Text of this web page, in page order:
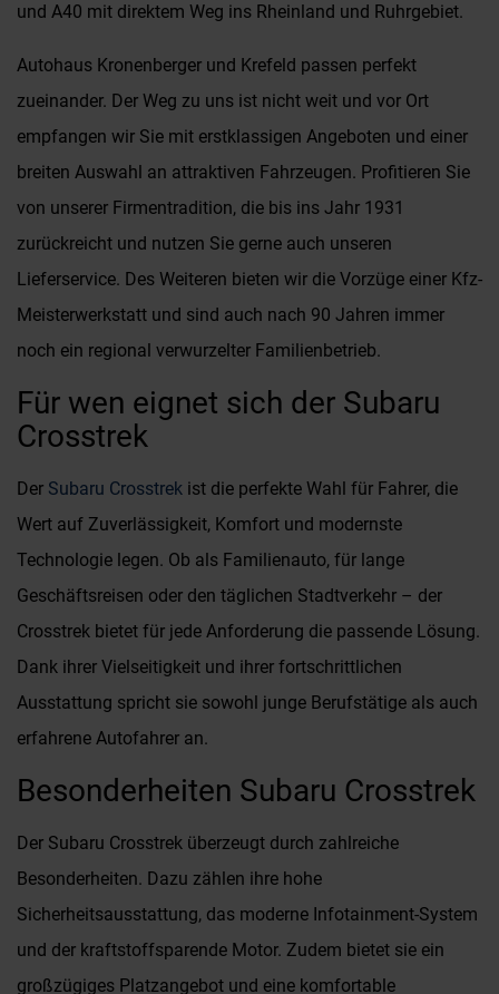
und A40 mit direktem Weg ins Rheinland und Ruhrgebiet.
Autohaus Kronenberger und Krefeld passen perfekt
zueinander. Der Weg zu uns ist nicht weit und vor Ort
empfangen wir Sie mit erstklassigen Angeboten und einer
breiten Auswahl an attraktiven Fahrzeugen. Profitieren Sie
von unserer Firmentradition, die bis ins Jahr 1931
zurückreicht und nutzen Sie gerne auch unseren
Lieferservice. Des Weiteren bieten wir die Vorzüge einer Kfz-
Meisterwerkstatt und sind auch nach 90 Jahren immer
noch ein regional verwurzelter Familienbetrieb.
Für wen eignet sich der Subaru
Crosstrek
Der Subaru Crosstrek ist die perfekte Wahl für Fahrer, die
Wert auf Zuverlässigkeit, Komfort und modernste
Technologie legen. Ob als Familienauto, für lange
Geschäftsreisen oder den täglichen Stadtverkehr – der
Crosstrek bietet für jede Anforderung die passende Lösung.
Dank ihrer Vielseitigkeit und ihrer fortschrittlichen
Ausstattung spricht sie sowohl junge Berufstätige als auch
erfahrene Autofahrer an.
Besonderheiten Subaru Crosstrek
Der Subaru Crosstrek überzeugt durch zahlreiche
Besonderheiten. Dazu zählen ihre hohe
Sicherheitsausstattung, das moderne Infotainment-System
und der kraftstoffsparende Motor. Zudem bietet sie ein
großzügiges Platzangebot und eine komfortable